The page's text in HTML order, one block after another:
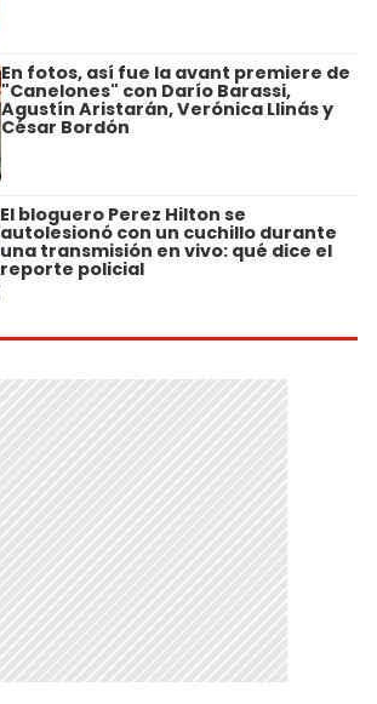
En fotos, así fue la avant premiere de
"Canelones" con Darío Barassi,
Agustín Aristarán, Verónica Llinás y
César Bordón
El bloguero Perez Hilton se
autolesionó con un cuchillo durante
una transmisión en vivo: qué dice el
reporte policial